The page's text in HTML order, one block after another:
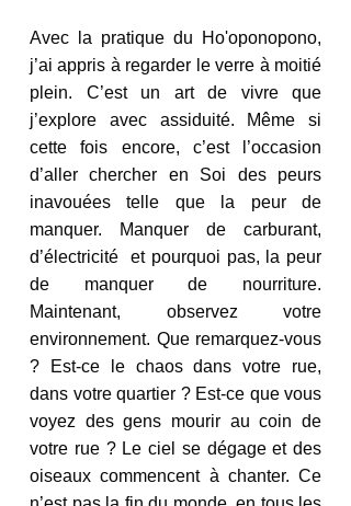
Avec la pratique du Ho'oponopono,
j’ai appris à regarder le verre à moitié
plein. C’est un art de vivre que
j’explore avec assiduité. Même si
cette fois encore, c’est l’occasion
d’aller chercher en Soi des peurs
inavouées telle que la peur de
manquer. Manquer de carburant,
d’électricité  et pourquoi pas, la peur
de manquer de nourriture.
Maintenant, observez votre
environnement. Que remarquez-vous
? Est-ce le chaos dans votre rue,
dans votre quartier ? Est-ce que vous
voyez des gens mourir au coin de
votre rue ? Le ciel se dégage et des
oiseaux commencent à chanter. Ce